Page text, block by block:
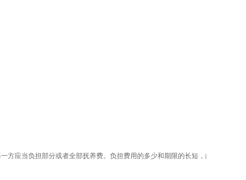
一方应当负担部分或者全部抚养费。负担费用的多少和期限的长短，由